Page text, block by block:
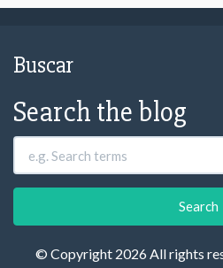
Buscar
Search the blog
© Copyright 2026 All rights